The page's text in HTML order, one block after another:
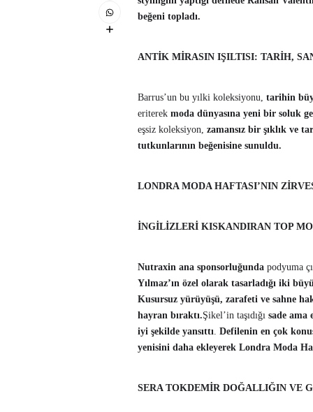
beğeni topladı.
ANTİK MİRASIN IŞILTISI: TARİH,
Barrus’un bu yılki koleksiyonu, tarihin
eriterek moda dünyasına yeni bir soluk
eşsiz koleksiyon, zamansız bir şıklık ve
tutkunlarının beğenisine sunuldu.
LONDRA MODA HAFTASI’NIN
İNGİLİZLERİ KISKANDIRAN TOP
Nutraxin ana sponsorluğunda podyuma
Yılmaz’ın özel olarak tasarladığı iki
Kusursuz yürüyüşü, zarafeti ve sahne
hayran bıraktı.Şikel’in taşıdığı sade ama
iyi şekilde yansıttı. Defilenin en çok
yenisini daha ekleyerek Londra Moda
SERA TOKDEMİR DOĞALLIĞIN VE